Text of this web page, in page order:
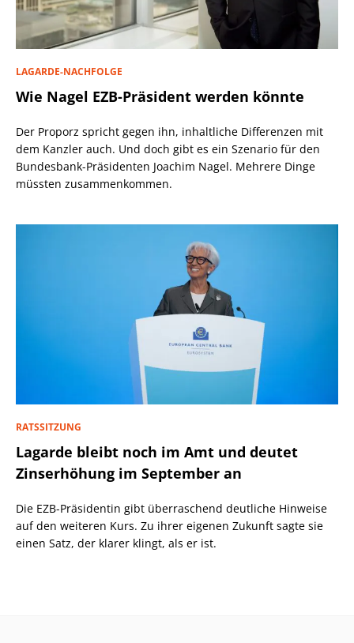
LAGARDE-NACHFOLGE
Wie Nagel EZB-Präsident werden könnte
Der Proporz spricht gegen ihn, inhaltliche Differenzen mit
dem Kanzler auch. Und doch gibt es ein Szenario für den
Bundesbank-Präsidenten Joachim Nagel. Mehrere Dinge
müssten zusammenkommen.
RATSSITZUNG
Lagarde bleibt noch im Amt und deutet
Zinserhöhung im September an
Die EZB-Präsidentin gibt überraschend deutliche Hinweise
auf den weiteren Kurs. Zu ihrer eigenen Zukunft sagte sie
einen Satz, der klarer klingt, als er ist.